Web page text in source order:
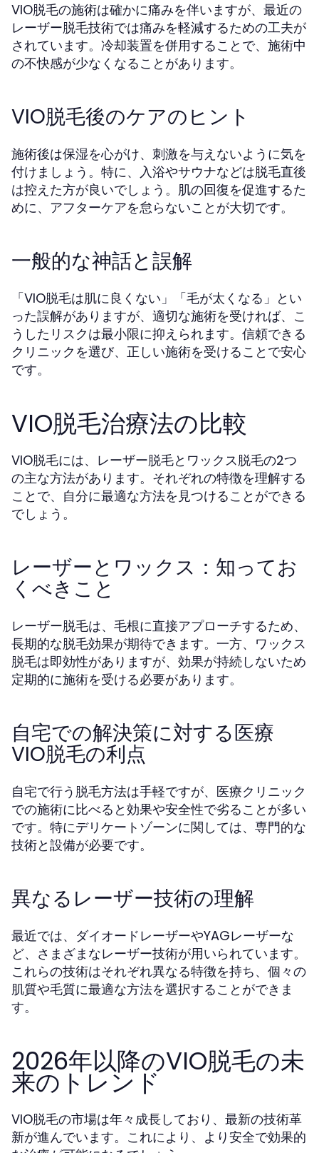
VIO脱毛の施術は確かに痛みを伴いますが、最近の
レーザー脱毛技術では痛みを軽減するための工夫が
されています。冷却装置を併用することで、施術中
の不快感が少なくなることがあります。
VIO脱毛後のケアのヒント
施術後は保湿を心がけ、刺激を与えないように気を
付けましょう。特に、入浴やサウナなどは脱毛直後
は控えた方が良いでしょう。肌の回復を促進するた
めに、アフターケアを怠らないことが大切です。
一般的な神話と誤解
「VIO脱毛は肌に良くない」「毛が太くなる」とい
った誤解がありますが、適切な施術を受ければ、こ
うしたリスクは最小限に抑えられます。信頼できる
クリニックを選び、正しい施術を受けることで安心
です。
VIO脱毛治療法の比較
VIO脱毛には、レーザー脱毛とワックス脱毛の2つ
の主な方法があります。それぞれの特徴を理解する
ことで、自分に最適な方法を見つけることができる
でしょう。
レーザーとワックス：知ってお
くべきこと
レーザー脱毛は、毛根に直接アプローチするため、
長期的な脱毛効果が期待できます。一方、ワックス
脱毛は即効性がありますが、効果が持続しないため
定期的に施術を受ける必要があります。
自宅での解決策に対する医療
VIO脱毛の利点
自宅で行う脱毛方法は手軽ですが、医療クリニック
での施術に比べると効果や安全性で劣ることが多い
です。特にデリケートゾーンに関しては、専門的な
技術と設備が必要です。
異なるレーザー技術の理解
最近では、ダイオードレーザーやYAGレーザーな
ど、さまざまなレーザー技術が用いられています。
これらの技術はそれぞれ異なる特徴を持ち、個々の
肌質や毛質に最適な方法を選択することができま
す。
2026年以降のVIO脱毛の未
来のトレンド
VIO脱毛の市場は年々成長しており、最新の技術革
新が進んでいます。これにより、より安全で効果的